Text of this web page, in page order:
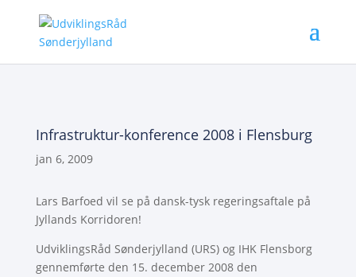
Infrastruktur-konference 2008 i Flensburg
jan 6, 2009
Lars Barfoed vil se på dansk-tysk regeringsaftale på
Jyllands Korridoren!
UdviklingsRåd Sønderjylland (URS) og IHK Flensborg
gennemførte den 15. december 2008 den